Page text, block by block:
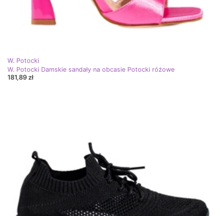
W. Potocki
W. Potocki Damskie sandały na obcasie Potocki różowe
181,89 zł